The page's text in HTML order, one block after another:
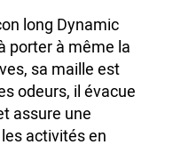
long Dynamic
porter à même la
sa maille est
odeurs, il évacue
assure une
activités en